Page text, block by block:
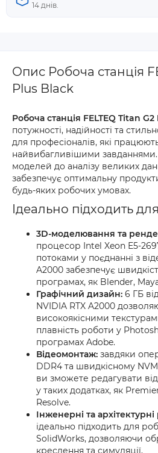
14 днів.
Опис Робоча станція
Plus Black
Робоча станція FELTEQ Titan G2
потужності, надійності та
для професіоналів, які
найвибагливішими
моделей до аналізу великих
забезпечує оптимальну
будь-яких робочих умовах.
Ідеально підходить
3D-моделювання та
процесор Intel Xeon E5-
потоками у поєднанні з
A2000 забезпечує
програмах, як Blender,
Графічний дизайн: 6 ГБ
NVIDIA RTX A2000
високоякісними
плавність роботи у
програмах Adobe.
Відеомонтаж: завдяки
DDR4 та швидкісному
ви зможете редагувати
у таких додатках, як
Resolve.
Інженерні та
ідеально підходить для
SolidWorks, дозволяючи
креслення та симуляції.